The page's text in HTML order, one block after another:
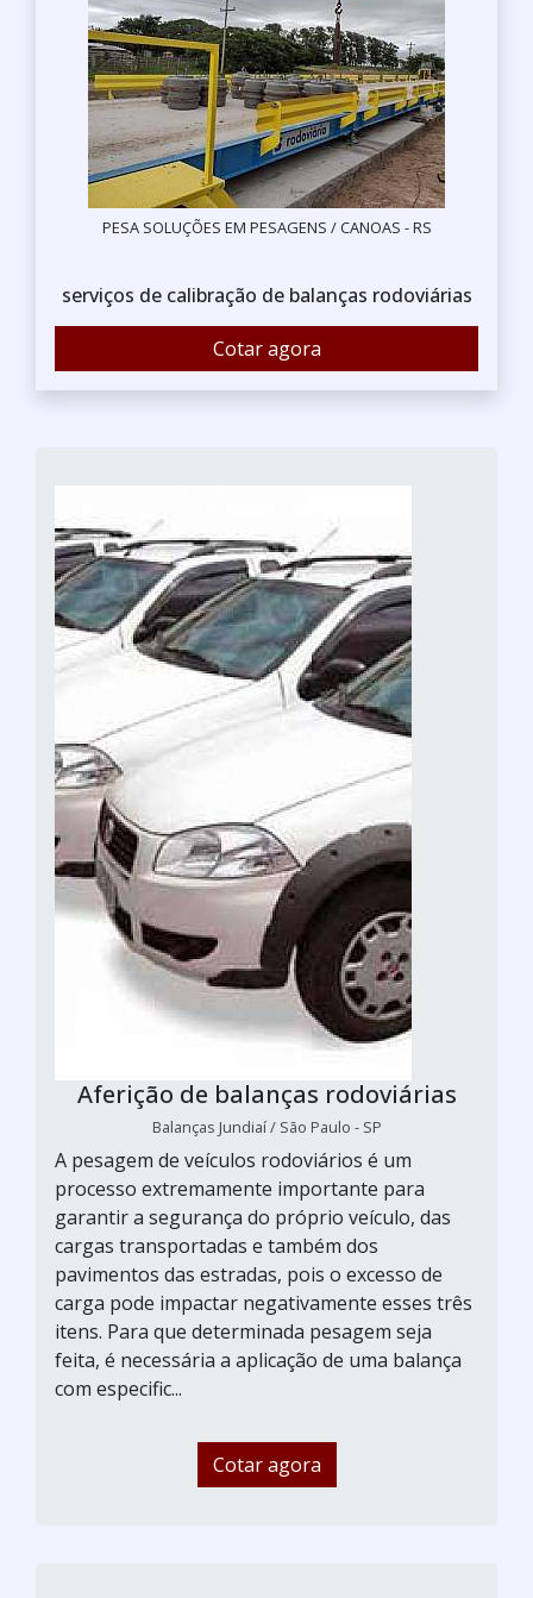
PESA SOLUÇÕES EM PESAGENS / CANOAS - RS
serviços de calibração de balanças rodoviárias
Cotar agora
Aferição de balanças rodoviárias
Balanças Jundiaí / São Paulo - SP
A pesagem de veículos rodoviários é um
processo extremamente importante para
garantir a segurança do próprio veículo, das
cargas transportadas e também dos
pavimentos das estradas, pois o excesso de
carga pode impactar negativamente esses três
itens. Para que determinada pesagem seja
feita, é necessária a aplicação de uma balança
com especific...
Cotar agora